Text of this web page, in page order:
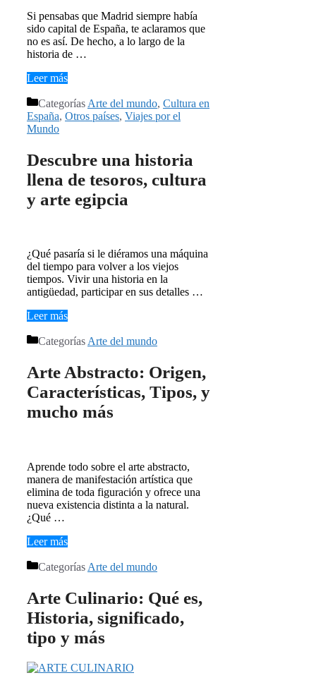
Si pensabas que Madrid siempre había
sido capital de España, te aclaramos que
no es así. De hecho, a lo largo de la
historia de …
Leer más
Categorías Arte del mundo, Cultura en
España, Otros países, Viajes por el
Mundo
Descubre una historia
llena de tesoros, cultura
y arte egipcia
¿Qué pasaría si le diéramos una máquina
del tiempo para volver a los viejos
tiempos. Vivir una historia en la
antigüedad, participar en sus detalles …
Leer más
Categorías Arte del mundo
Arte Abstracto: Origen,
Características, Tipos, y
mucho más
Aprende todo sobre el arte abstracto,
manera de manifestación artística que
elimina de toda figuración y ofrece una
nueva existencia distinta a la natural.​
¿Qué …
Leer más
Categorías Arte del mundo
Arte Culinario: Qué es,
Historia, significado,
tipo y más